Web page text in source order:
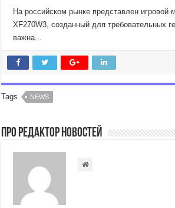
На российском рынке представлен игровой
XF270W3, созданный для требовательных
важна...
Tags NEWS
Про Редактор Новостей